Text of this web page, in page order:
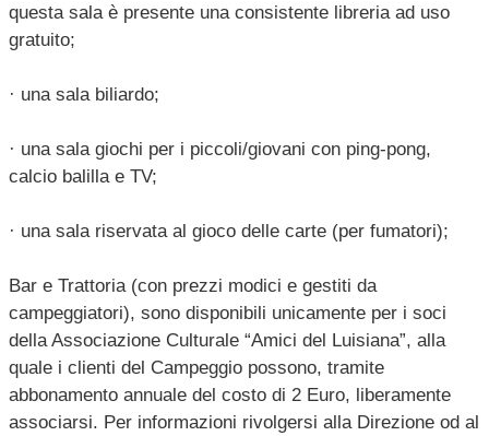
questa sala è presente una consistente libreria ad uso
gratuito;
· una sala biliardo;
· una sala giochi per i piccoli/giovani con ping-pong,
calcio balilla e TV;
· una sala riservata al gioco delle carte (per fumatori);
Bar e Trattoria (con prezzi modici e gestiti da
campeggiatori), sono disponibili unicamente per i soci
della Associazione Culturale “Amici del Luisiana”, alla
quale i clienti del Campeggio possono, tramite
abbonamento annuale del costo di 2 Euro, liberamente
associarsi. Per informazioni rivolgersi alla Direzione od al